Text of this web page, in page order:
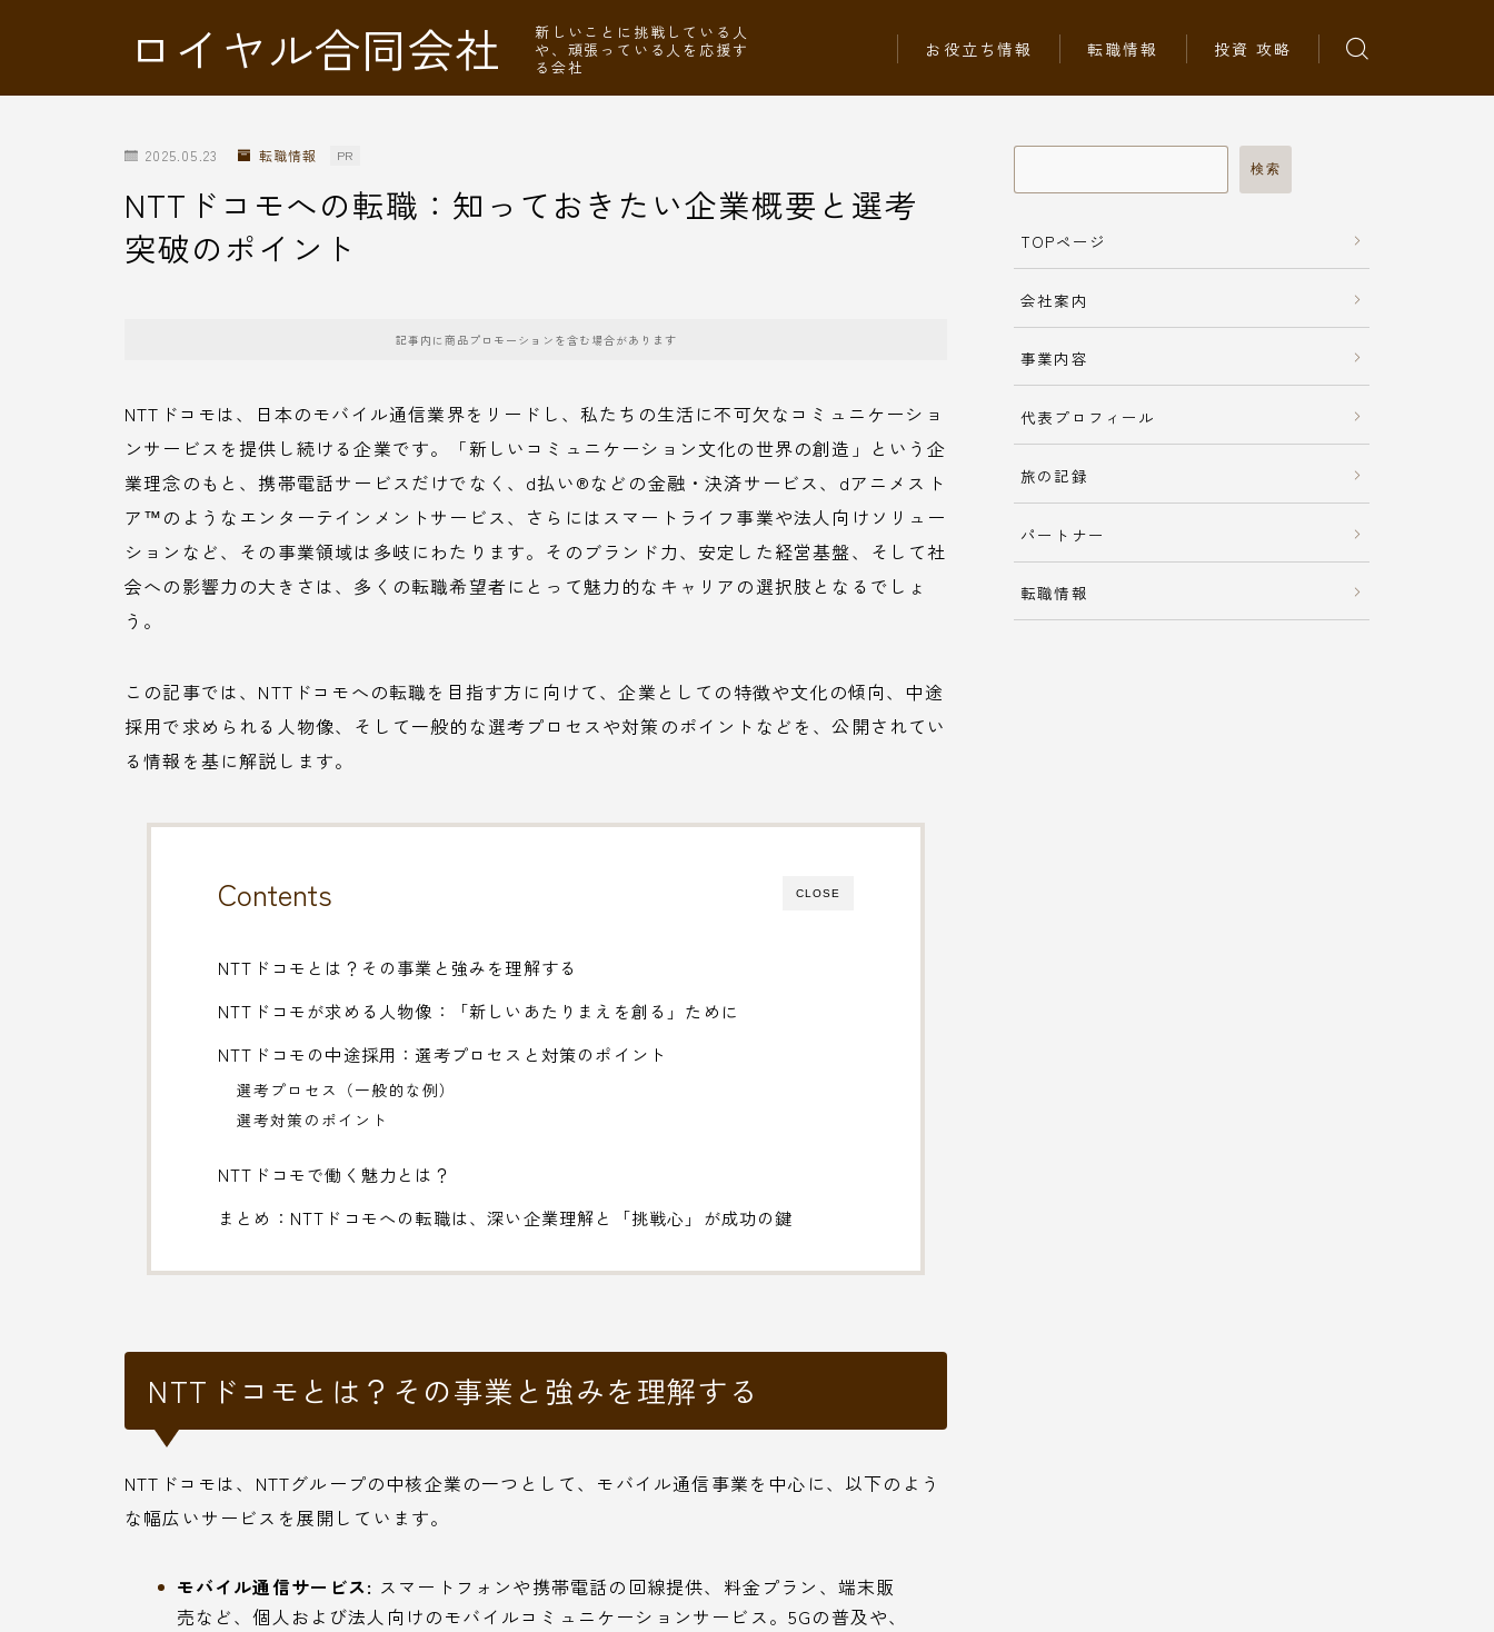
ロイヤル合同会社
新しいことに挑戦している人
や、頑張っている人を応援す
る会社
お役立ち情報 転職情報 投資 攻略
2025.05.23 転職情報 PR
NTTドコモへの転職：知っておきたい企業概要と選考
突破のポイント
記事内に商品プロモーションを含む場合があります
NTTドコモは、日本のモバイル通信業界をリードし、私たちの生活に不可欠なコミュニケーショ
ンサービスを提供し続ける企業です。「新しいコミュニケーション文化の世界の創造」という企
業理念のもと、携帯電話サービスだけでなく、d払い®︎などの金融・決済サービス、dアニメスト
ア™のようなエンターテインメントサービス、さらにはスマートライフ事業や法人向けソリュー
ションなど、その事業領域は多岐にわたります。そのブランド力、安定した経営基盤、そして社
会への影響力の大きさは、多くの転職希望者にとって魅力的なキャリアの選択肢となるでしょ
う。
この記事では、NTTドコモへの転職を目指す方に向けて、企業としての特徴や文化の傾向、中途
採用で求められる人物像、そして一般的な選考プロセスや対策のポイントなどを、公開されてい
る情報を基に解説します。
CLOSE
Contents
NTTドコモとは？その事業と強みを理解する
NTTドコモが求める人物像：「新しいあたりまえを創る」ために
NTTドコモの中途採用：選考プロセスと対策のポイント
選考プロセス（一般的な例）
選考対策のポイント
NTTドコモで働く魅力とは？
まとめ：NTTドコモへの転職は、深い企業理解と「挑戦心」が成功の鍵
NTTドコモとは？その事業と強みを理解する
NTTドコモは、NTTグループの中核企業の一つとして、モバイル通信事業を中心に、以下のよう
な幅広いサービスを展開しています。
モバイル通信サービス: スマートフォンや携帯電話の回線提供、料金プラン、端末販
売など、個人および法人向けのモバイルコミュニケーションサービス。5Gの普及や、
検索
TOPページ
会社案内
事業内容
代表プロフィール
旅の記録
パートナー
転職情報